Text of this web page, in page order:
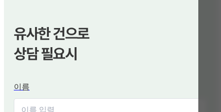
유사한 건으로
상담 필요시
이름